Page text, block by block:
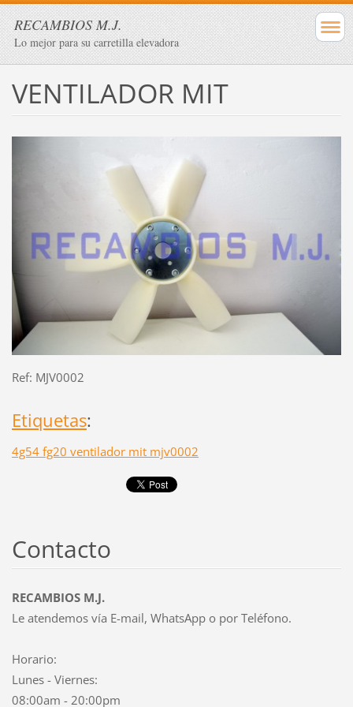
RECAMBIOS M.J.
Lo mejor para su carretilla elevadora
VENTILADOR MIT
Ref: MJV0002
Etiquetas:
4g54 fg20 ventilador mit mjv0002
Contacto
RECAMBIOS M.J.
Le atendemos vía E-mail, WhatsApp o por Teléfono.
Horario:
Lunes - Viernes:
08:00am - 20:00pm